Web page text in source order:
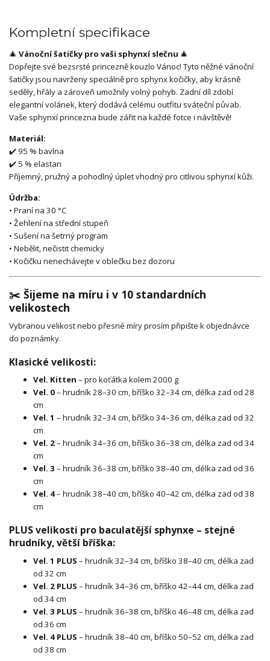
Kompletní specifikace
🎄 Vánoční šatičky pro vaši sphynxí slečnu 🎄
Dopřejte své bezsrsté princezně kouzlo Vánoc! Tyto něžné vánoční
šatičky jsou navrženy speciálně pro sphynx kočičky, aby krásně
seděly, hřály a zároveň umožnily volný pohyb. Zadní díl zdobí
elegantní volánek, který dodává celému outfitu sváteční půvab.
Vaše sphynxí princezna bude zářit na každé fotce i návštěvě!
Materiál:
✔️ 95 % bavlna
✔️ 5 % elastan
Příjemný, pružný a pohodlný úplet vhodný pro citlivou sphynxí kůži.
Údržba:
• Praní na 30 °C
• Žehlení na střední stupeň
• Sušení na šetrný program
• Nebělit, nečistit chemicky
• Kočičku nenechávejte v oblečku bez dozoru
✂️ Šijeme na míru i v 10 standardních
velikostech
Vybranou velikost nebo přesné míry prosím připište k objednávce
do poznámky.
Klasické velikosti:
Vel. Kitten – pro koťátka kolem 2000 g
Vel. 0– hrudník 28–30 cm, bříško 32–34 cm, délka zad od 28
cm
Vel. 1 – hrudník 32–34 cm, bříško 34–36 cm, délka zad od 32
cm
Vel. 2– hrudník 34–36 cm, bříško 36–38 cm, délka zad od 34
cm
Vel. 3 – hrudník 36–38 cm, bříško 38–40 cm, délka zad od 36
cm
Vel. 4– hrudník 38–40 cm, bříško 40–42 cm, délka zad od 38
cm
PLUS velikosti pro baculatější sphynxe – stejné
hrudníky, větší bříška:
Vel. 1 PLUS – hrudník 32–34 cm, bříško 38–40 cm, délka zad
od 32 cm
Vel. 2 PLUS – hrudník 34–36 cm, bříško 42–44 cm, délka zad
od 34 cm
Vel. 3 PLUS – hrudník 36–38 cm, bříško 46–48 cm, délka zad
od 36 cm
Vel. 4 PLUS – hrudník 38–40 cm, bříško 50–52 cm, délka zad
od 38 cm